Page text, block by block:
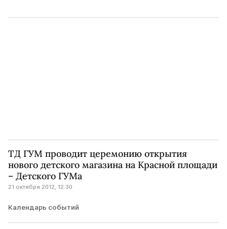
ТД ГУМ проводит церемонию открытия
нового детского магазина на Красной площади
– Детского ГУМа
21 октября 2012, 12:30
Календарь событий